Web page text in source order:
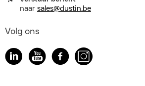
naar sales@dustin.be
Volg ons